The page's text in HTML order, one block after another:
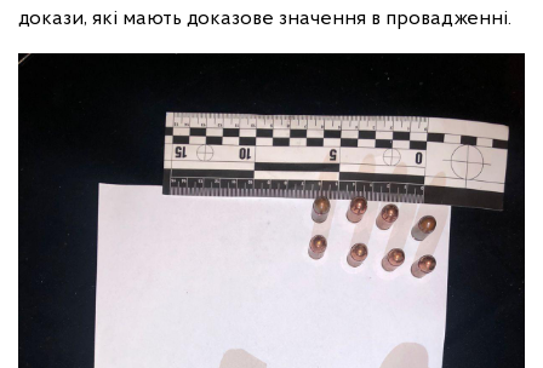
докази, які мають доказове значення в провадженні.